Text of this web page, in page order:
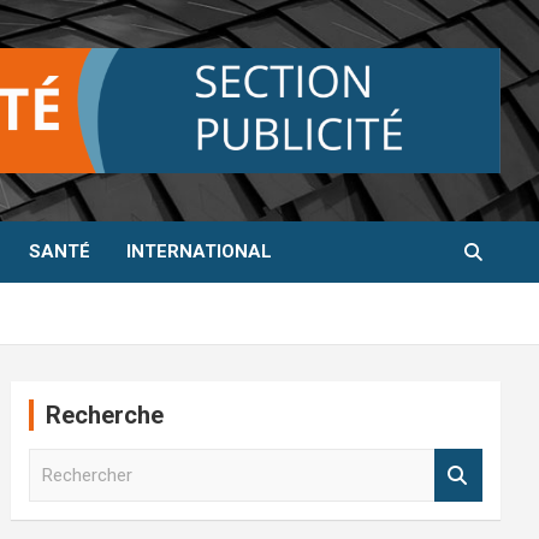
SANTÉ INTERNATIONAL
Recherche